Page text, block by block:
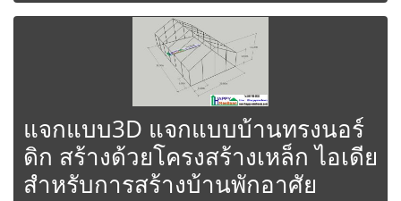
แจกแบบ3D แจกแบบบ้านทรงนอร์
ดิก สร้างด้วยโครงสร้างเหล็ก ไอเดีย
สำหรับการสร้างบ้านพักอาศัย